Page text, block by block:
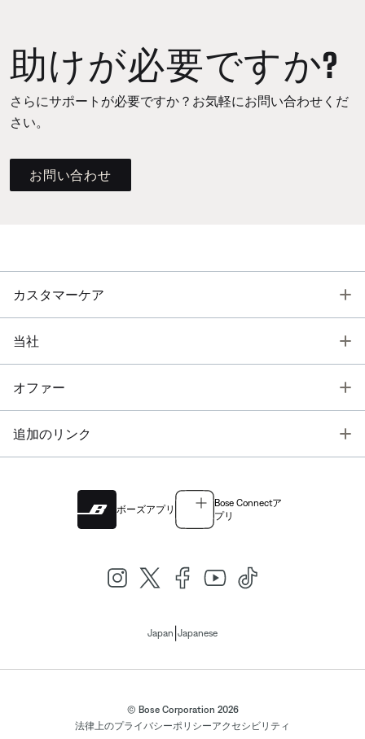
助けが必要ですか?
さらにサポートが必要ですか？お気軽にお問い合わせくだ
さい。
お問い合わせ
カスタマーケア
当社
オファー
追加のリンク
ボーズアプリ
Bose Connectア
プリ
Japan Japanese
© Bose Corporation 2026
法律上のプライバシーポリシーアクセシビリティ